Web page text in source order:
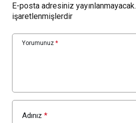
E-posta adresiniz yayınlanmayacak.
işaretlenmişlerdir
Yorumunuz *
Adınız *